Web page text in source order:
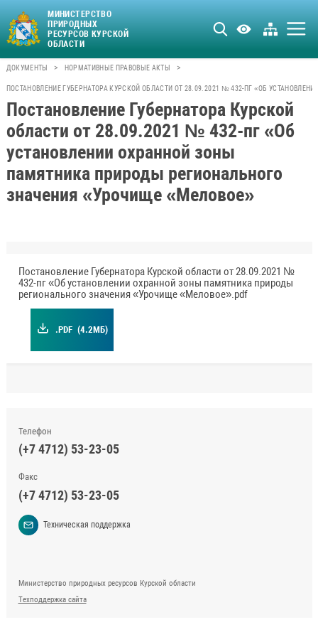
МИНИСТЕРСТВО
ПРИРОДНЫХ
РЕСУРСОВ КУРСКОЙ
ОБЛАСТИ
ДОКУМЕНТЫ > НОРМАТИВНЫЕ ПРАВОВЫЕ АКТЫ >
ПОСТАНОВЛЕНИЕ ГУБЕРНАТОРА КУРСКОЙ ОБЛАСТИ ОТ 28.09.2021 № 432-ПГ «ОБ
Постановление Губернатора Курской
области от 28.09.2021 № 432-пг «Об
установлении охранной зоны
памятника природы регионального
значения «Урочище «Меловое»
Постановление Губернатора Курской области от 28.09.2021 №
432-пг «Об установлении охранной зоны памятника природы
регионального значения «Урочище «Меловое».pdf
.PDF (4.2МБ)
Телефон
(+7 4712) 53-23-05
Факс
(+7 4712) 53-23-05
Техническая поддержка
Министерство природных ресурсов Курской области
Техподдержка сайта